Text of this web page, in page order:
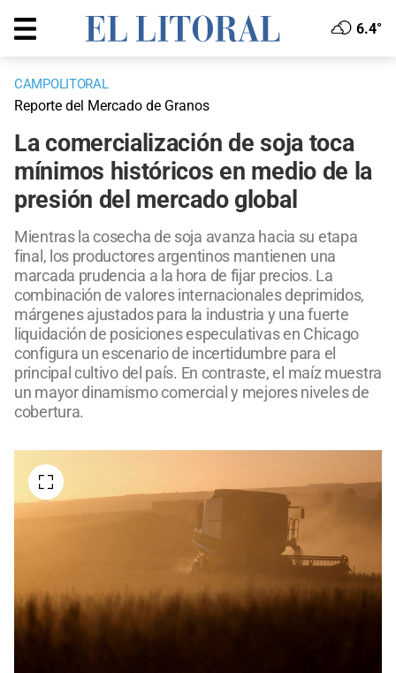
6.4°
CAMPOLITORAL
Reporte del Mercado de Granos
La comercialización de soja toca
mínimos históricos en medio de la
presión del mercado global
Mientras la cosecha de soja avanza hacia su etapa
final, los productores argentinos mantienen una
marcada prudencia a la hora de fijar precios. La
combinación de valores internacionales deprimidos,
márgenes ajustados para la industria y una fuerte
liquidación de posiciones especulativas en Chicago
configura un escenario de incertidumbre para el
principal cultivo del país. En contraste, el maíz muestra
un mayor dinamismo comercial y mejores niveles de
cobertura.